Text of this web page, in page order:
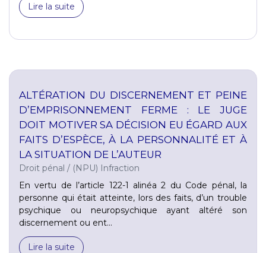
Lire la suite
ALTÉRATION DU DISCERNEMENT ET PEINE
D’EMPRISONNEMENT FERME : LE JUGE
DOIT MOTIVER SA DÉCISION EU ÉGARD AUX
FAITS D’ESPÈCE, À LA PERSONNALITÉ ET À
LA SITUATION DE L’AUTEUR
Droit pénal / (NPU) Infraction
En vertu de l’article 122-1 alinéa 2 du Code pénal, la
personne qui était atteinte, lors des faits, d’un trouble
psychique ou neuropsychique ayant altéré son
discernement ou ent...
Lire la suite